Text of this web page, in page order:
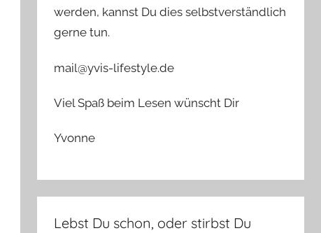
werden, kannst Du dies selbstverständlich
gerne tun.
mail@yvis-lifestyle.de
Viel Spaß beim Lesen wünscht Dir
Yvonne
Lebst Du schon, oder stirbst Du